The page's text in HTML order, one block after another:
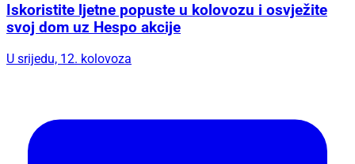
Iskoristite ljetne popuste u kolovozu i osvježite
svoj dom uz Hespo akcije
U srijedu, 12. kolovoza